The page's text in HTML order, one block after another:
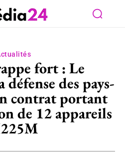
fort : Le
des pays-
contrat portant
de 12 appareils